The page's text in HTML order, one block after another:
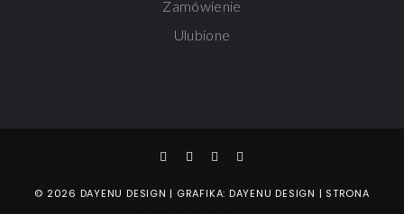
Zamówienie
Ulubione
© 2026 DAYENU DESIGN | GRAFIKA: DAYENU DESIGN | STRONA